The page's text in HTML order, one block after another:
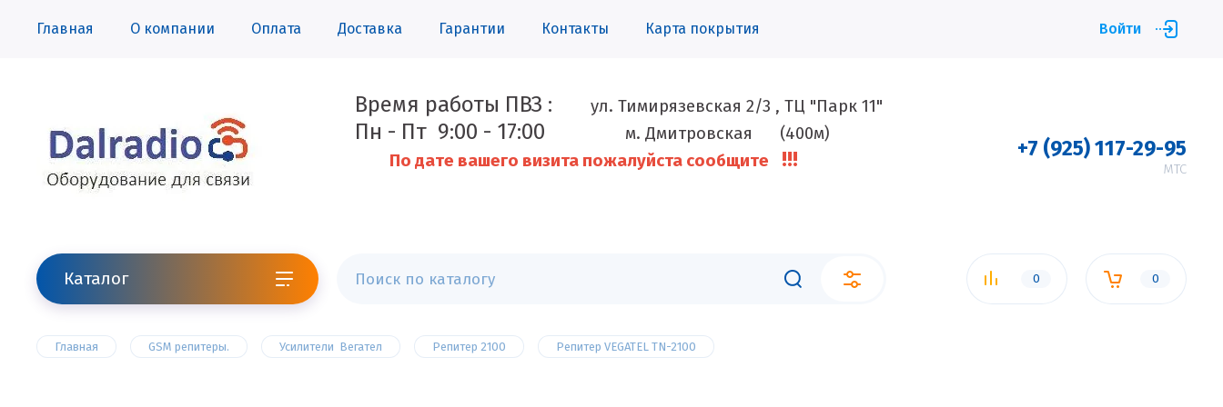
Главная О компании Оплата Доставка Гарантии Контакты Карта покрытия Войти
Время работы ПВЗ : ул. Тимирязевская 2/3 , ТЦ "Парк 11"
Пн - Пт 9:00 - 17:00
м. Дмитровская (400м)
По дате вашего визита пожалуйста сообщите
!!! +7 (925) 117-29-95
МТС
Каталог 0 0
Главная GSM репитеры. Усилители  Вегател Репитер 2100 Репитер VEGATEL TN-2100